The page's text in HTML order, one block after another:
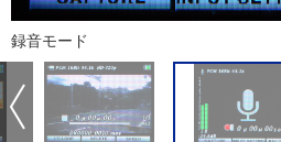
録音モード